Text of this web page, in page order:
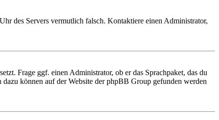
des Servers vermutlich falsch. Kontaktiere einen Administrator,
Frage ggf. einen Administrator, ob er das Sprachpaket, das du
können auf der Website der phpBB Group gefunden werden